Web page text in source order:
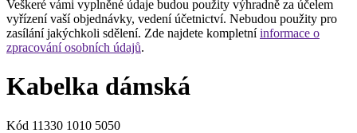
Veškeré vámi vyplněné údaje budou použity výhradně za účelem
vyřízení vaší objednávky, vedení účetnictví. Nebudou použity pro
zasílání jakýchkoli sdělení. Zde najdete kompletníinformace o
zpracování osobních údajů.
Kabelka dámská
Kód 11330 1010 5050